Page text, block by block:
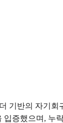
기반의 자기
증했으며, 누